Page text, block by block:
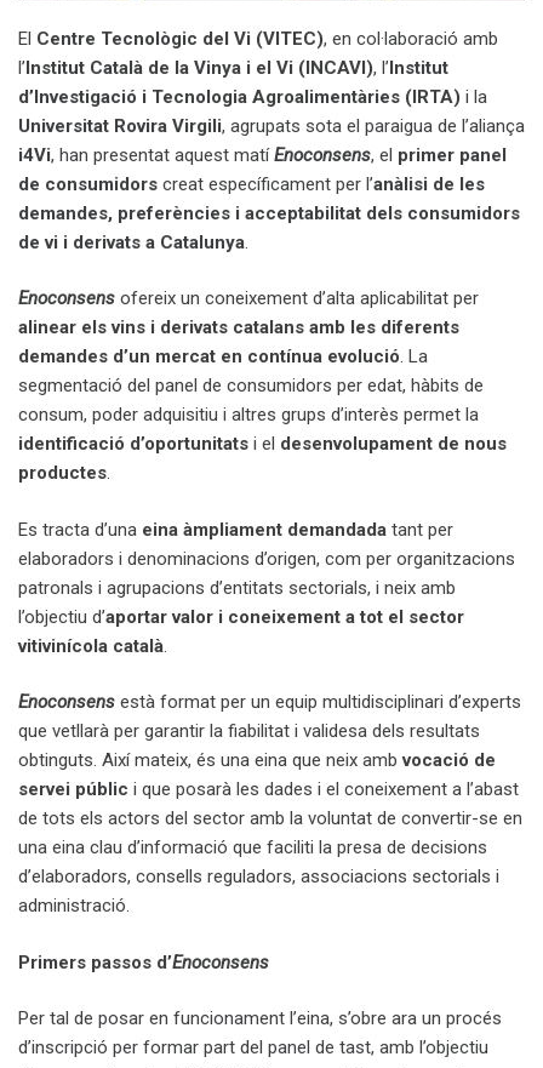
El Centre Tecnològic del Vi (VITEC), en col·laboració amb
l’Institut Català de la Vinya i el Vi (INCAVI), l’Institut
d’Investigació i Tecnologia Agroalimentàries (IRTA) i la
Universitat Rovira Virgili, agrupats sota el paraigua de l’aliança
i4Vi, han presentat aquest matíEnoconsens, el primer panel
de consumidors creat específicament per l’anàlisi de les
demandes, preferències i acceptabilitat dels consumidors
de vi i derivats a Catalunya.
Enoconsens ofereix un coneixement d’alta aplicabilitat per
alinear els vins i derivats catalans amb les diferents
demandes d’un mercat en contínua evolució. La
segmentació del panel de consumidors per edat, hàbits de
consum, poder adquisitiu i altres grups d’interès permet la
identificació d’oportunitats i el desenvolupament de nous
productes.
Es tracta d’una eina àmpliament demandada tant per
elaboradors i denominacions d’origen, com per organitzacions
patronals i agrupacions d’entitats sectorials, i neix amb
l’objectiu d’aportar valor i coneixement a tot el sector
vitivinícola català.
Enoconsens està format per un equip multidisciplinari d’experts
que vetllarà per garantir la fiabilitat i validesa dels resultats
obtinguts. Així mateix, és una eina que neix ambvocació de
servei públic i que posarà les dades i el coneixement a l’abast
de tots els actors del sector amb la voluntat de convertir-se en
una eina clau d’informació que faciliti la presa de decisions
d’elaboradors, consells reguladors, associacions sectorials i
administració.
Primers passos d’Enoconsens
Per tal de posar en funcionament l’eina, s’obre ara un procés
d’inscripció per formar part del panel de tast, amb l’objectiu